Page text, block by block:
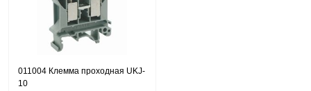
011004 Клемма проходная UKJ-
10